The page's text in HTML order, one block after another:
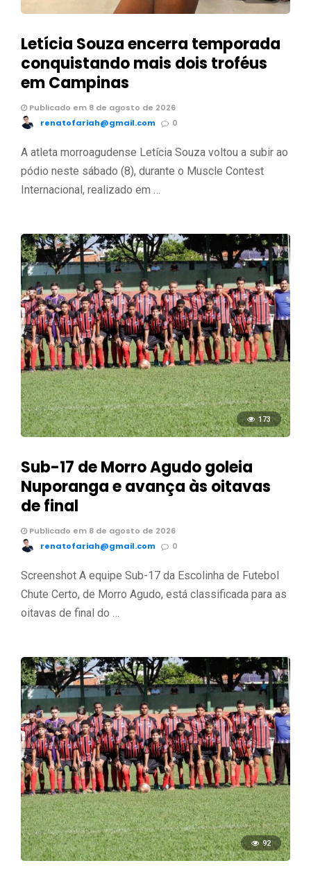
Letícia Souza encerra temporada
conquistando mais dois troféus
em Campinas
Publicado em 8 de agosto de 2026
renatofariah@gmail.com
0
A atleta morroagudense Letícia Souza voltou a subir ao
pódio neste sábado (8), durante o Muscle Contest
Internacional, realizado em …
173
Sub-17 de Morro Agudo goleia
Nuporanga e avança às oitavas
de final
Publicado em 8 de agosto de 2026
renatofariah@gmail.com
0
Screenshot A equipe Sub-17 da Escolinha de Futebol
Chute Certo, de Morro Agudo, está classificada para as
oitavas de final do …
92